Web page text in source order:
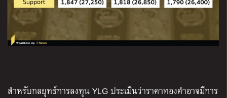
สำหรับกลยุทธ์การลงทุน YLG ประเมินว่าราคาทองคำอาจมีการ